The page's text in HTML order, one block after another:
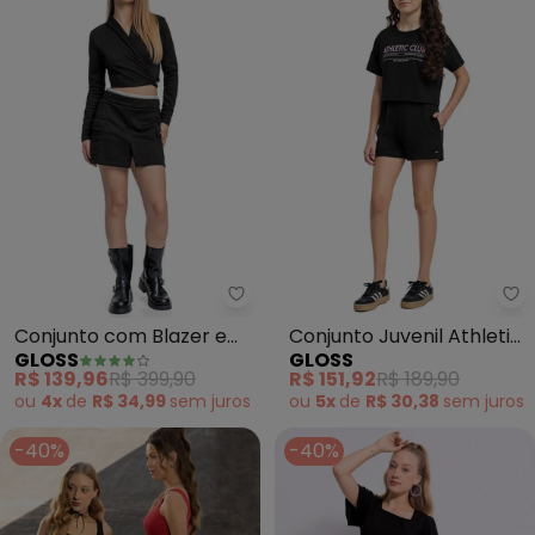
Gloss - Conjunto com Blazer e
Conjunto com Blazer e
Short-Saia (Preto)
GLOSS
R$ 139,96R$ 399,90
ou 4x de R$ 34,99 sem juros
Conjunto Juvenil Athletic
Club Preto
GLOSS
R$ 151,92R$ 189,90
ou 5x de R$ 30,38 sem juros
-40% -40%